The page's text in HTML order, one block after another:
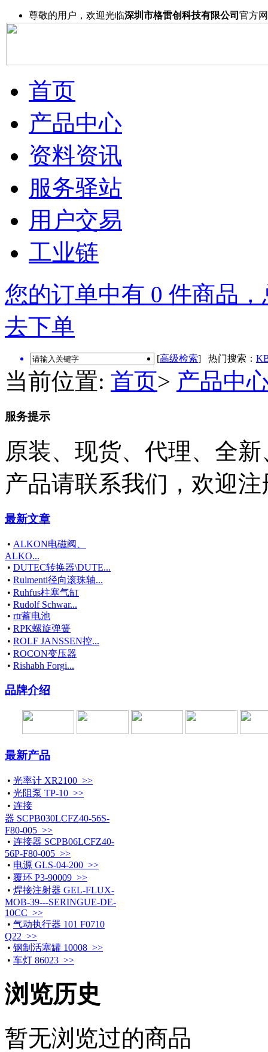
尊敬的用户，欢迎光临深圳市格雷创科技有限公司 官方
首页
产品中心
资料资讯
服务驿站
用户交易
工业链
您的订单中有 0 件商品
去下单
[高级检索] 热门搜索：
当前位置: 首页> 产品中
服务提示
原装、现货、代理、全
产品请联系我们，欢迎
最新文章
• ALKON电磁阀、
ALKO...
• DUTEC转换器\DUTE...
• Rulmenti径向滚珠轴...
• Ruhfus柱塞气缸
• Rudolf Schwar...
• rtr蓄电池
• RPK螺旋弹簧
• ROLF JANSSEN控...
• ROCON变压器
• Rishabh Forgi...
品牌介绍
最新产品
• 光率计 XR2100 >>
• 光阻泵 TP-10 >>
• 连接
器 SCPB030LCFZ40-56S-
F80-005 >>
• 连接器 SCPB06LCFZ40-
56P-F80-005 >>
• 电源 GLS-04-200 >>
• 覆环 P3-90009 >>
• 焊接注射器 GEL-FLUX-
MOB-39---SERINGUE-DE-
10CC >>
• 气动执行器 101 F0710
Q22 >>
• 钢制活塞罐 10008 >>
• 车灯 86023 >>
浏览历史
暂无浏览过的商品